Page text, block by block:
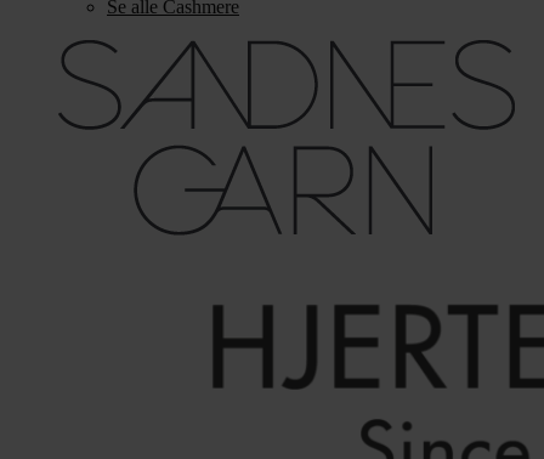
Se alle Cashmere